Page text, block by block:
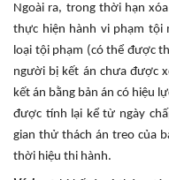
Ngoài ra, trong thời hạn
thực hiện hành vi phạm tội
loại tội phạm (có thể được
người bị kết án chưa được
kết án bằng bản án có hiệu
được tính lại kể từ ngày
gian thử thách án treo của
thời hiệu thi hành.